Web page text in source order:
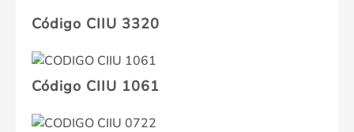
Código CIIU 3320
Código CIIU 1061